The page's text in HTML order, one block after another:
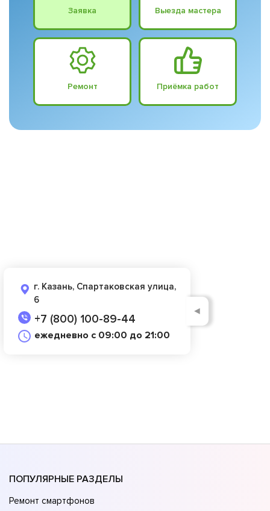
Заявка Выезда мастера
Ремонт Приёмка работ
г. Казань, Спартаковская улица,
6
+7 (800) 100-89-44
ежедневно с 09:00 до 21:00
◄
ПОПУЛЯРНЫЕ РАЗДЕЛЫ
Ремонт смартфонов